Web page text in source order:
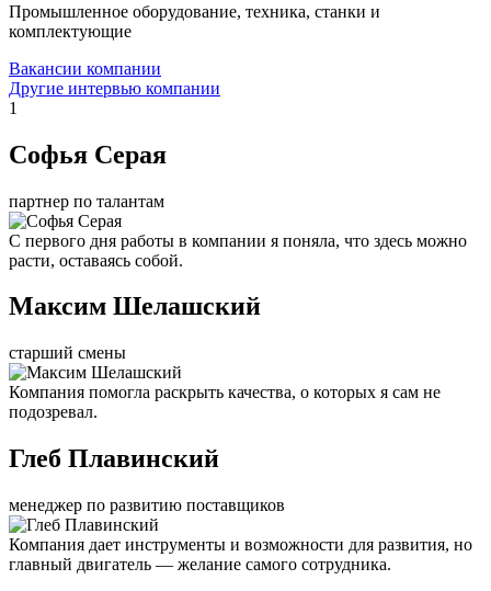
Промышленное оборудование, техника, станки и
комплектующие
Вакансии компании
Другие интервью компании
1
Софья Серая
партнер по талантам
С первого дня работы в компании я поняла, что здесь можно
расти, оставаясь собой.
Максим Шелашский
старший смены
Компания помогла раскрыть качества, о которых я сам не
подозревал.
Глеб Плавинский
менеджер по развитию поставщиков
Компания дает инструменты и возможности для развития, но
главный двигатель — желание самого сотрудника.